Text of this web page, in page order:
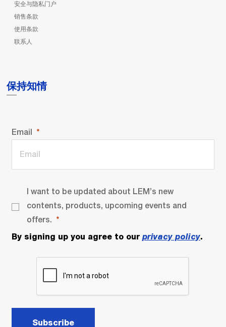
安全与隐私门户
销售条款
使用条款
联系人
保持知情
Email
I want to be updated about LEM’s new
contents, products, upcoming events and
offers.
By signing up you agree to our privacy policy.
Subscribe